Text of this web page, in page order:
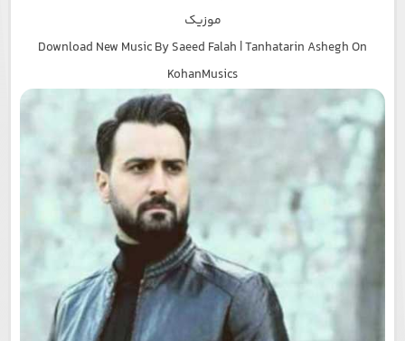
موزیک
Download New Music By Saeed Falah | Tanhatarin Ashegh On
KohanMusics